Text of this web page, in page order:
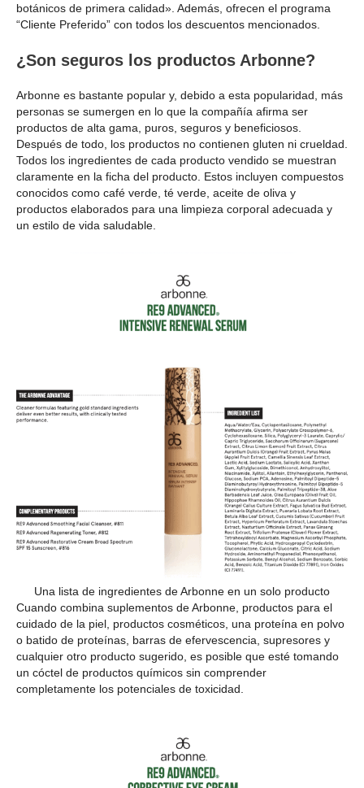
botánicos de primera calidad». Además, ofrecen el programa
“Cliente Preferido” con todos los descuentos mencionados.
¿Son seguros los productos Arbonne?
Arbonne es bastante popular y, debido a esta popularidad, más
personas se sumergen en lo que la compañía afirma ser
productos de alta gama, puros, seguros y beneficiosos.
Después de todo, los productos no contienen gluten ni crueldad.
Todos los ingredientes de cada producto vendido se muestran
claramente en la ficha del producto. Estos incluyen compuestos
conocidos como café verde, té verde, aceite de oliva y
productos elaborados para una limpieza corporal adecuada y
un estilo de vida saludable.
Una lista de ingredientes de Arbonne en un solo producto
Cuando combina suplementos de Arbonne, productos para el
cuidado de la piel, productos cosméticos, una proteína en polvo
o batido de proteínas, barras de efervescencia, supresores y
cualquier otro producto sugerido, es posible que esté tomando
un cóctel de productos químicos sin comprender
completamente los potenciales de toxicidad.